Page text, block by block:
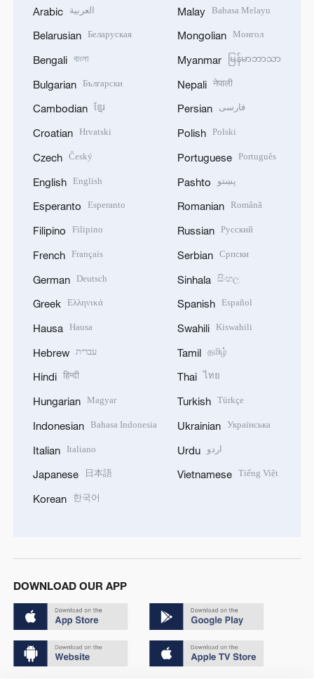
Arabic العربية
Belarusian Беларуская
Bengali বাংলা
Bulgarian Български
Cambodian ខ្មែរ
Croatian Hrvatski
Czech Český
English English
Esperanto Esperanto
Filipino Filipino
French Français
German Deutsch
Greek Ελληνικά
Hausa Hausa
Hebrew עברית
Hindi हिन्दी
Hungarian Magyar
Indonesian Bahasa Indonesia
Italian Italiano
Japanese 日本語
Korean 한국어
Malay Bahasa Melayu
Mongolian Монгол
Myanmar မြန်မာဘာသာ
Nepali नेपाली
Persian فارسی
Polish Polski
Portuguese Português
Pashto پښتو
Romanian Română
Russian Русский
Serbian Српски
Sinhala සිංහල
Spanish Español
Swahili Kiswahili
Tamil தமிழ்
Thai ไทย
Turkish Türkçe
Ukrainian Українська
Urdu اردو
Vietnamese Tiếng Việt
DOWNLOAD OUR APP